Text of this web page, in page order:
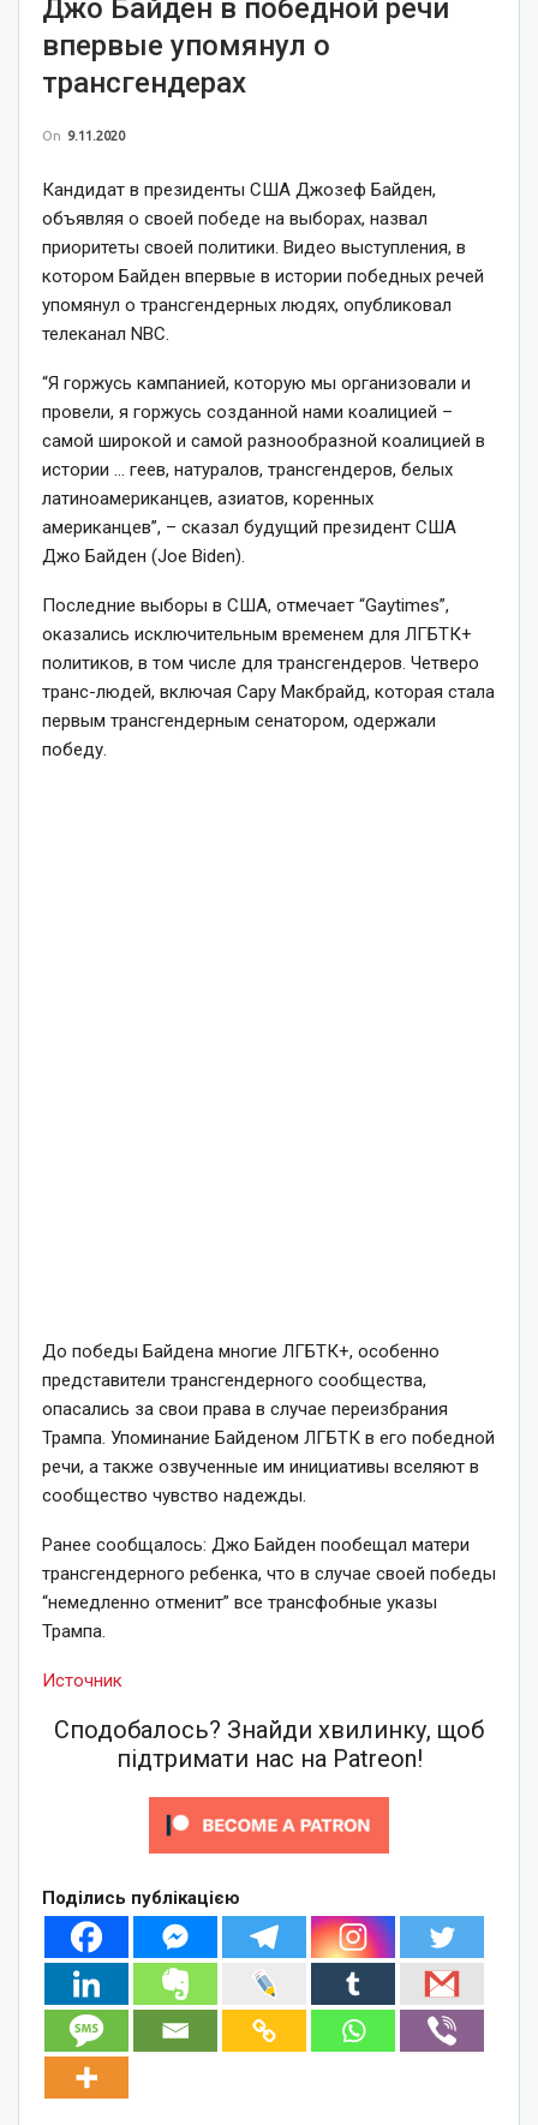
Джо Байден в победной речи
впервые упомянул о
трансгендерах
On 9.11.2020
Кандидат в президенты США Джозеф Байден,
объявляя о своей победе на выборах, назвал
приоритеты своей политики. Видео выступления, в
котором Байден впервые в истории победных речей
упомянул о трансгендерных людях, опубликовал
телеканал NBC.
“Я горжусь кампанией, которую мы организовали и
провели, я горжусь созданной нами коалицией –
самой широкой и самой разнообразной коалицией в
истории … геев, натуралов, трансгендеров, белых
латиноамериканцев, азиатов, коренных
американцев”, – сказал будущий президент США
Джо Байден (Joe Biden).
Последние выборы в США, отмечает “Gaytimes”,
оказались исключительным временем для ЛГБТК+
политиков, в том числе для трансгендеров. Четверо
транс-людей, включая Сару Макбрайд, которая стала
первым трансгендерным сенатором, одержали
победу.
До победы Байдена многие ЛГБТК+, особенно
представители трансгендерного сообщества,
опасались за свои права в случае переизбрания
Трампа. Упоминание Байденом ЛГБТК в его победной
речи, а также озвученные им инициативы вселяют в
сообщество чувство надежды.
Ранее сообщалось: Джо Байден пообещал матери
трансгендерного ребенка, что в случае своей победы
“немедленно отменит” все трансфобные указы
Трампа.
Источник
Сподобалось? Знайди хвилинку, щоб
підтримати нас на Patreon!
Поділись публікацією